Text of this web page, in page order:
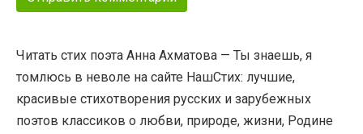
Читать стих поэта Анна Ахматова — Ты знаешь, я
томлюсь в неволе на сайте НашСтих: лучшие,
красивые стихотворения русских и зарубежных
поэтов классиков о любви, природе, жизни, Родине